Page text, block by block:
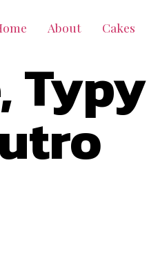
About Cakes
Typy